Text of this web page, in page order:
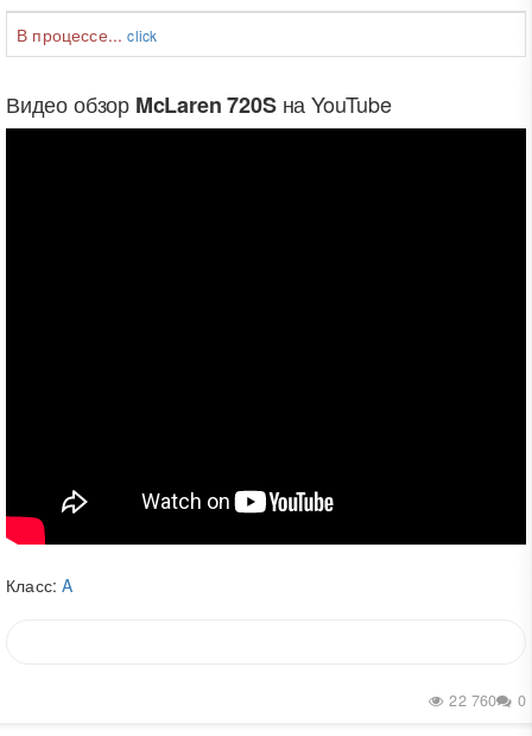
В процессе...click
Видео обзор McLaren 720Sна YouTube
Класс:A
0
22 760